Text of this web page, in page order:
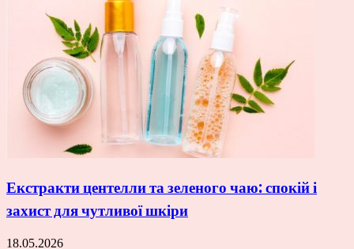
Екстракти центелли та зеленого чаю: спокій і
захист для чутливої шкіри
18.05.2026